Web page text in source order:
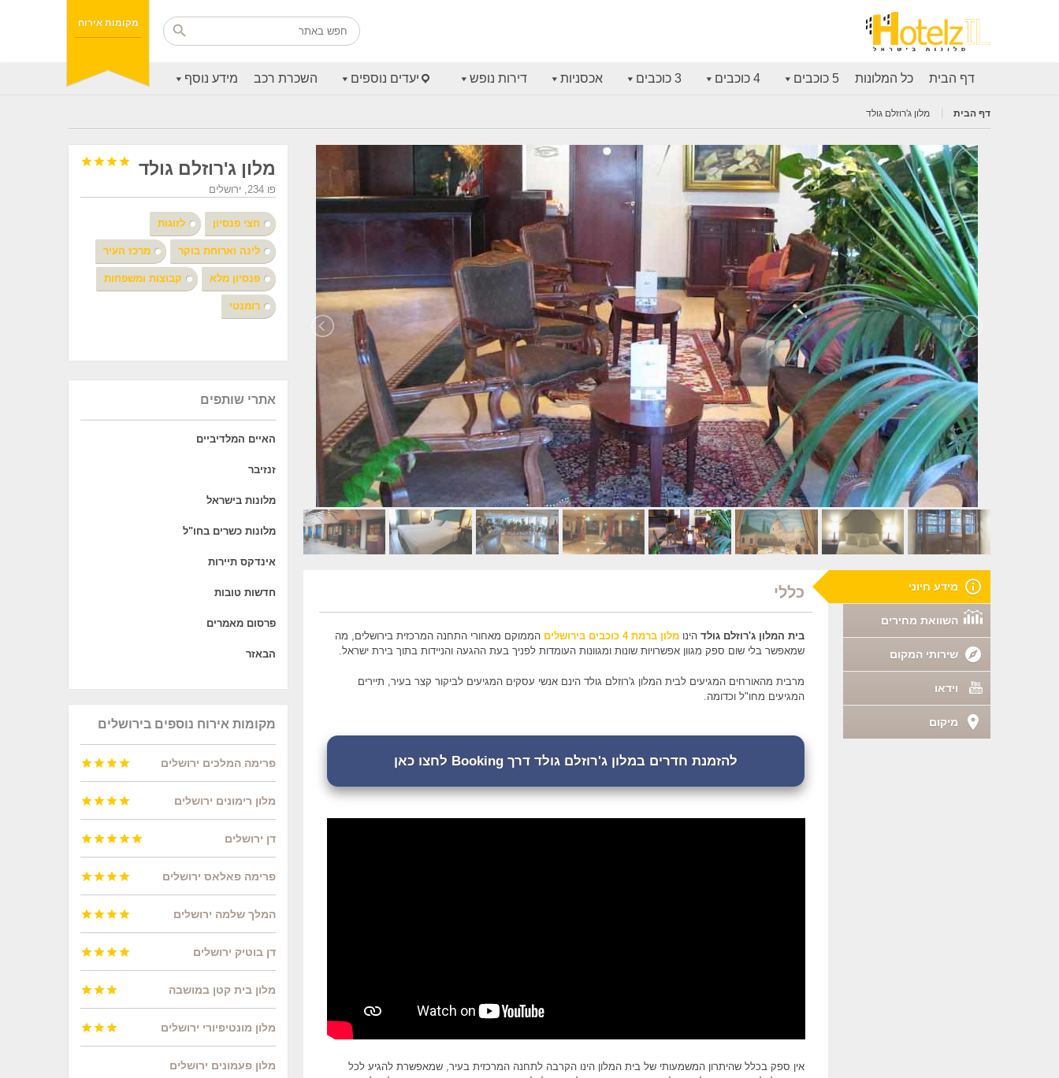
מקומות אירוח
דף הבית כל המלונות 5 כוכבים 4 כוכבים 3 כוכבים אכסניות דירות נופש יעדים נוספים השכרת רכב מידע נוסף
דף הבית מלון ג'רוזלם גולד
מידע חיוני
השוואת מחירים
שירותי המקום
וידאו
מיקום
כללי
בית המלון ג'רוזלם גולדהינו מלון ברמת 4 כוכבים בירושלים
הממוקם מאחורי התחנה המרכזית בירושלים, מה
שמאפשר בלי שום ספק מגוון אפשרויות שונות ומגוונות העומדות לפניך בעת ההגעה והניידות בתוך בירת ישראל.
מרבית מהאורחים המגיעים לבית המלון ג'רוזלם גולד הינם אנשי עסקים המגיעים לביקור קצר בעיר, תיירים
המגיעים מחו"ל וכדומה.
להזמנת חדרים במלון ג'רוזלם גולד דרך Booking לחצו כאן
אין ספק בכלל שהיתרון המשמעותי של בית המלון הינו הקרבה לתחנה המרכזית בעיר, שמאפשרת להגיע לכל
מלון ג'רוזלם גולד 



פו 234, ירושלים
חצי פנסיון לזוגות
לינה וארוחת בוקר מרכז העיר
פנסיון מלא קבוצות ומשפחות
רומנטי
מקומות אירוח נוספים בירושלים
פרימה המלכים ירושלים 



מלון רימונים ירושלים 



דן ירושלים 




פרימה פאלאס ירושלים 



המלך שלמה ירושלים 



דן בוטיק ירושלים 



מלון בית קטן במושבה 


מלון מונטיפיורי ירושלים 


מלון פעמונים ירושלים
אתרי שותפים
האיים המלדיביים
זנזיבר
מלונות בישראל
מלונות כשרים בחו"ל
אינדקס תיירות
חדשות טובות
פרסום מאמרים
הבאזר